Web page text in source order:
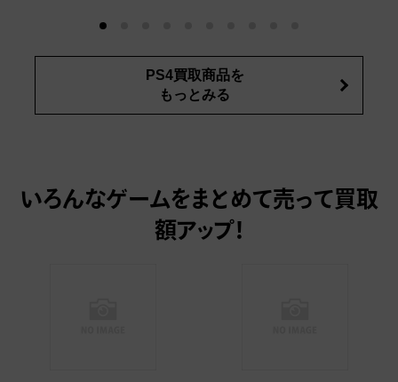
PS4買取商品を
もっとみる
いろんなゲームをまとめて売って買取
額アップ！